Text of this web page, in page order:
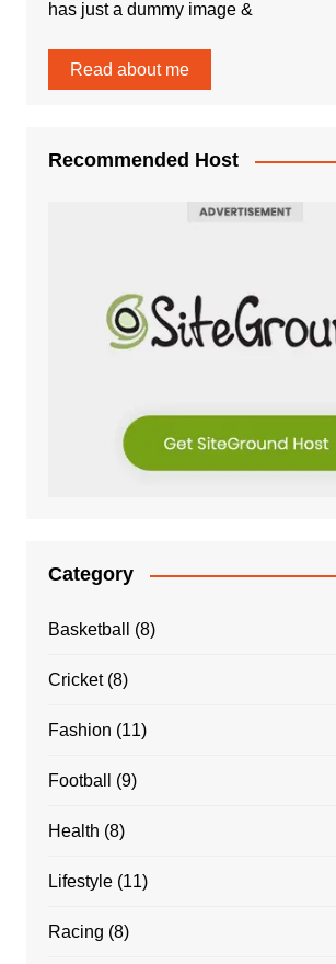
has just a dummy image &
Read about me
Recommended Host
Category
Basketball (8)
Cricket(8)
Fashion (11)
Football (9)
Health (8)
Lifestyle(11)
Racing (8)